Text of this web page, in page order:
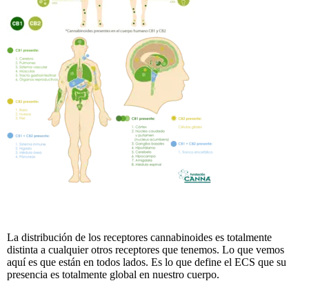
La distribución de los receptores cannabinoides es totalmente
distinta a cualquier otros receptores que tenemos. Lo que vemos
aquí es que están en todos lados. Es lo que define el ECS que su
presencia es totalmente global en nuestro cuerpo.